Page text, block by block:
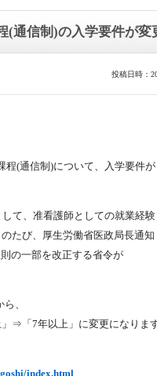
(通信制)の入学要件が変
投稿日時：
程(通信制)について、入学要件が
て、准看護師としての就業経験
たび、厚生労働省医政局長通知
の一部を改正する省令が
、
⇒「7年以上」に変更になります
index.html